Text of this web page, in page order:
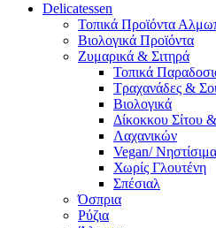
Delicatessen
Τοπικά Προϊόντα
Βιολογικά Προϊόντα
Ζυμαρικά & Σιτηρά
Τοπικά
Τραχανάδες &
Βιολογικά
Δίκοκκου Σίτου
Λαχανικών
Vegan/ Νηστίσιμα
Χωρίς Γλουτένη
Σπέσιαλ
Όσπρια
Ρύζια